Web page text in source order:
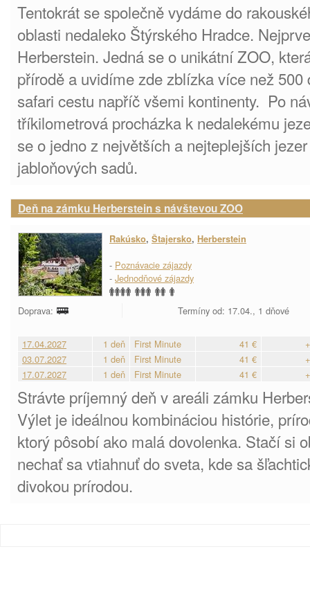
Tentokrát se společně vydáme do
oblasti nedaleko Štýrského Hradce.
Herberstein. Jedná se o unikátní ZOO,
přírodě a uvidíme zde zblízka více než
safari cestu napříč všemi kontinenty. Po
tříkilometrová procházka k nedalekému
se o jedno z největších a nejteplejších
jabloňových sadů.
Deň na zámku Herberstein s návštevou ZOO
Rakúsko, Štajersko, Herberstein
- Poznávacie zájazdy
- Jednodňové zájazdy
Doprava: Termíny od: 17.04., 1 dňové
17.04.2027 1 deň First Minute 41 €
03.07.2027
1 deň First Minute 41 €
17.07.2027
1 deň First Minute 41 €
Strávte príjemný deň v areáli zámku
Výlet je ideálnou kombináciou histórie,
ktorý pôsobí ako malá dovolenka. Stačí si
nechať sa vtiahnuť do sveta, kde sa
divokou prírodou.